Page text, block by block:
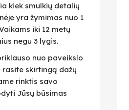
kiek smulkių detalių
yra žymimas nuo 1
iki 12 metų
negu 3 lygis.
nuo paveikslo
rasite skirtingą dažų
rinktis savo
Jūsų būsimas